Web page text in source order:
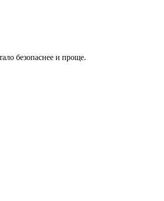
безопаснее и проще.